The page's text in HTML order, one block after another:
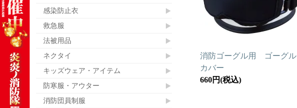
消防ゴーグル用 ゴーグル
カバー
660円(税込)
感染防止衣
救急服
法被用品
ネクタイ
キッズウェア・アイテム
防寒服・アウター
消防団員制服